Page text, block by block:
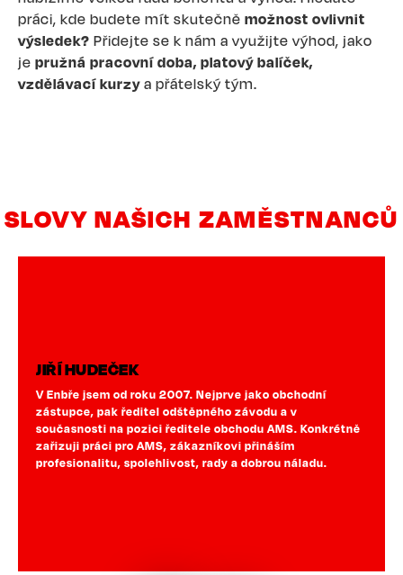
práci, kde budete mít skutečně možnost ovlivnit
výsledek? Přidejte se k nám a využijte výhod, jako
je pružná pracovní doba, platový balíček,
vzdělávací kurzy a přátelský tým.
SLOVY NAŠICH ZAMĚSTNANCŮ
jako obchodní
závodu a v
AMS. Konkrétně
přináším
a dobrou náladu.
JOSEF HAUMER
ENBRA je pro mě druhá rodina :-).
seberealizace…